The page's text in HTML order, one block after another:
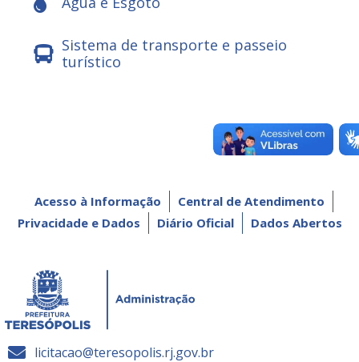
Sistema de transporte e passeio
turístico
Acesso à Informação
Central de Atendimento
Privacidade e Dados
Diário Oficial Dados Abertos
licitacao@teresopolis.rj.gov.br